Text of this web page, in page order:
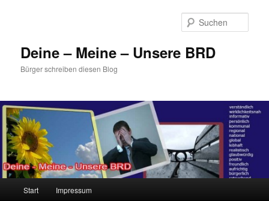
Deine – Meine – Unsere BRD
Bürger schreiben diesen Blog
Start Impressum